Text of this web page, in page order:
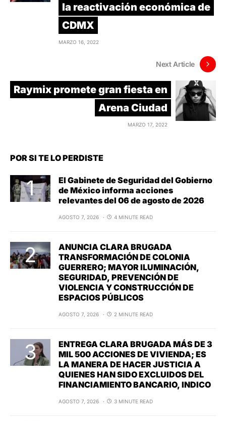
la reactivación económica de
CDMX
MARZO 16, 2022
Next Article
Raymix promete gran fiesta en
Arena Ciudad
MARZO 17, 2022
POR SI TE LO PERDISTE
El Gabinete de Seguridad del Gobierno
de México informa acciones
relevantes del 06 de agosto de 2026
AGOSTO 7, 2026 4 MINUTE READ
ANUNCIA CLARA BRUGADA
TRANSFORMACIÓN DE COLONIA
GUERRERO; MAYOR ILUMINACIÓN,
SEGURIDAD, PREVENCIÓN DE
VIOLENCIA Y CONSTRUCCIÓN DE
ESPACIOS PÚBLICOS
AGOSTO 7, 2026 2 MINUTE READ
ENTREGA CLARA BRUGADA MÁS DE 3
MIL 500 ACCIONES DE VIVIENDA; ES
LA MANERA DE HACER JUSTICIA A
QUIENES HAN SIDO EXCLUIDOS DEL
FINANCIAMIENTO BANCARIO, INDICO
AGOSTO 7, 2026 3 MINUTE READ